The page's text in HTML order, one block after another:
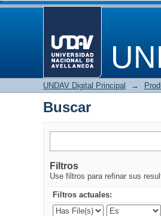
Buscar
UNDAV Digital Principal →
Buscar
Filtros
Use filtros para refinar sus
Filtros actuales: